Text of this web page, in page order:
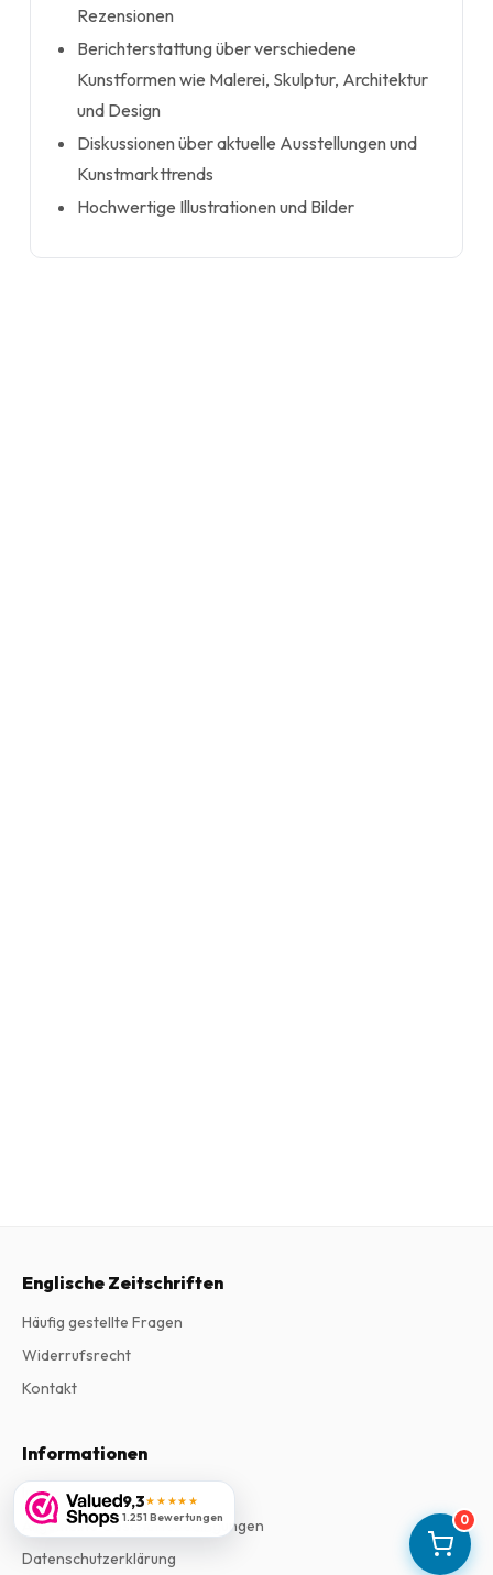
0
Rezensionen
Berichterstattung über verschiedene
Kunstformen wie Malerei, Skulptur, Architektur
und Design
Diskussionen über aktuelle Ausstellungen und
Kunstmarkttrends
Hochwertige Illustrationen und Bilder
9,3★★★★★
1.251 Bewertungen
Englische Zeitschriften
Häufig gestellte Fragen
Widerrufsrecht
Kontakt
Informationen
Impressum
Allgemeine Geschäftsbedingungen
Datenschutzerklärung